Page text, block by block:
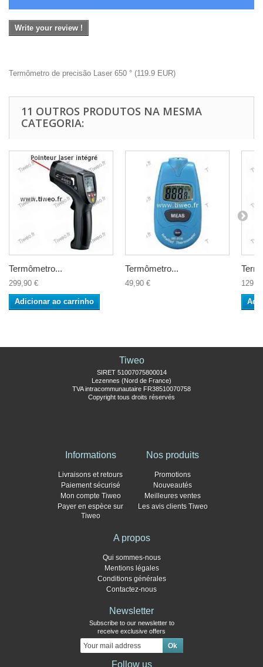
Write your review !
Termômetro de precisão Laser 650 ° (119.9 EUR)
11 OUTROS PRODUTOS NA MESMA
CATEGORIA:
Termômetro...
299,90 €
Adicionar ao carrinho
Termômetro...
49,90 €
Tiweo
SIRET 51007075800014
Lezennes (Nord de France)
TVA intracommunautaire FR38510070758
Copyright tous droits réservés
Informations
Livraisons et retours
Paiement sécurisé
Mon compte Tiweo
Payer en espèce sur
Tiweo
Nos produits
Promotions
Nouveautés
Meilleures ventes
Les avis clients Tiweo
A propos
Qui sommes-nous
Mentions légales
Conditions générales
Contactez-nous
Newsletter
Subscribe to our newsletter to
receive exclusive offers
Follow us